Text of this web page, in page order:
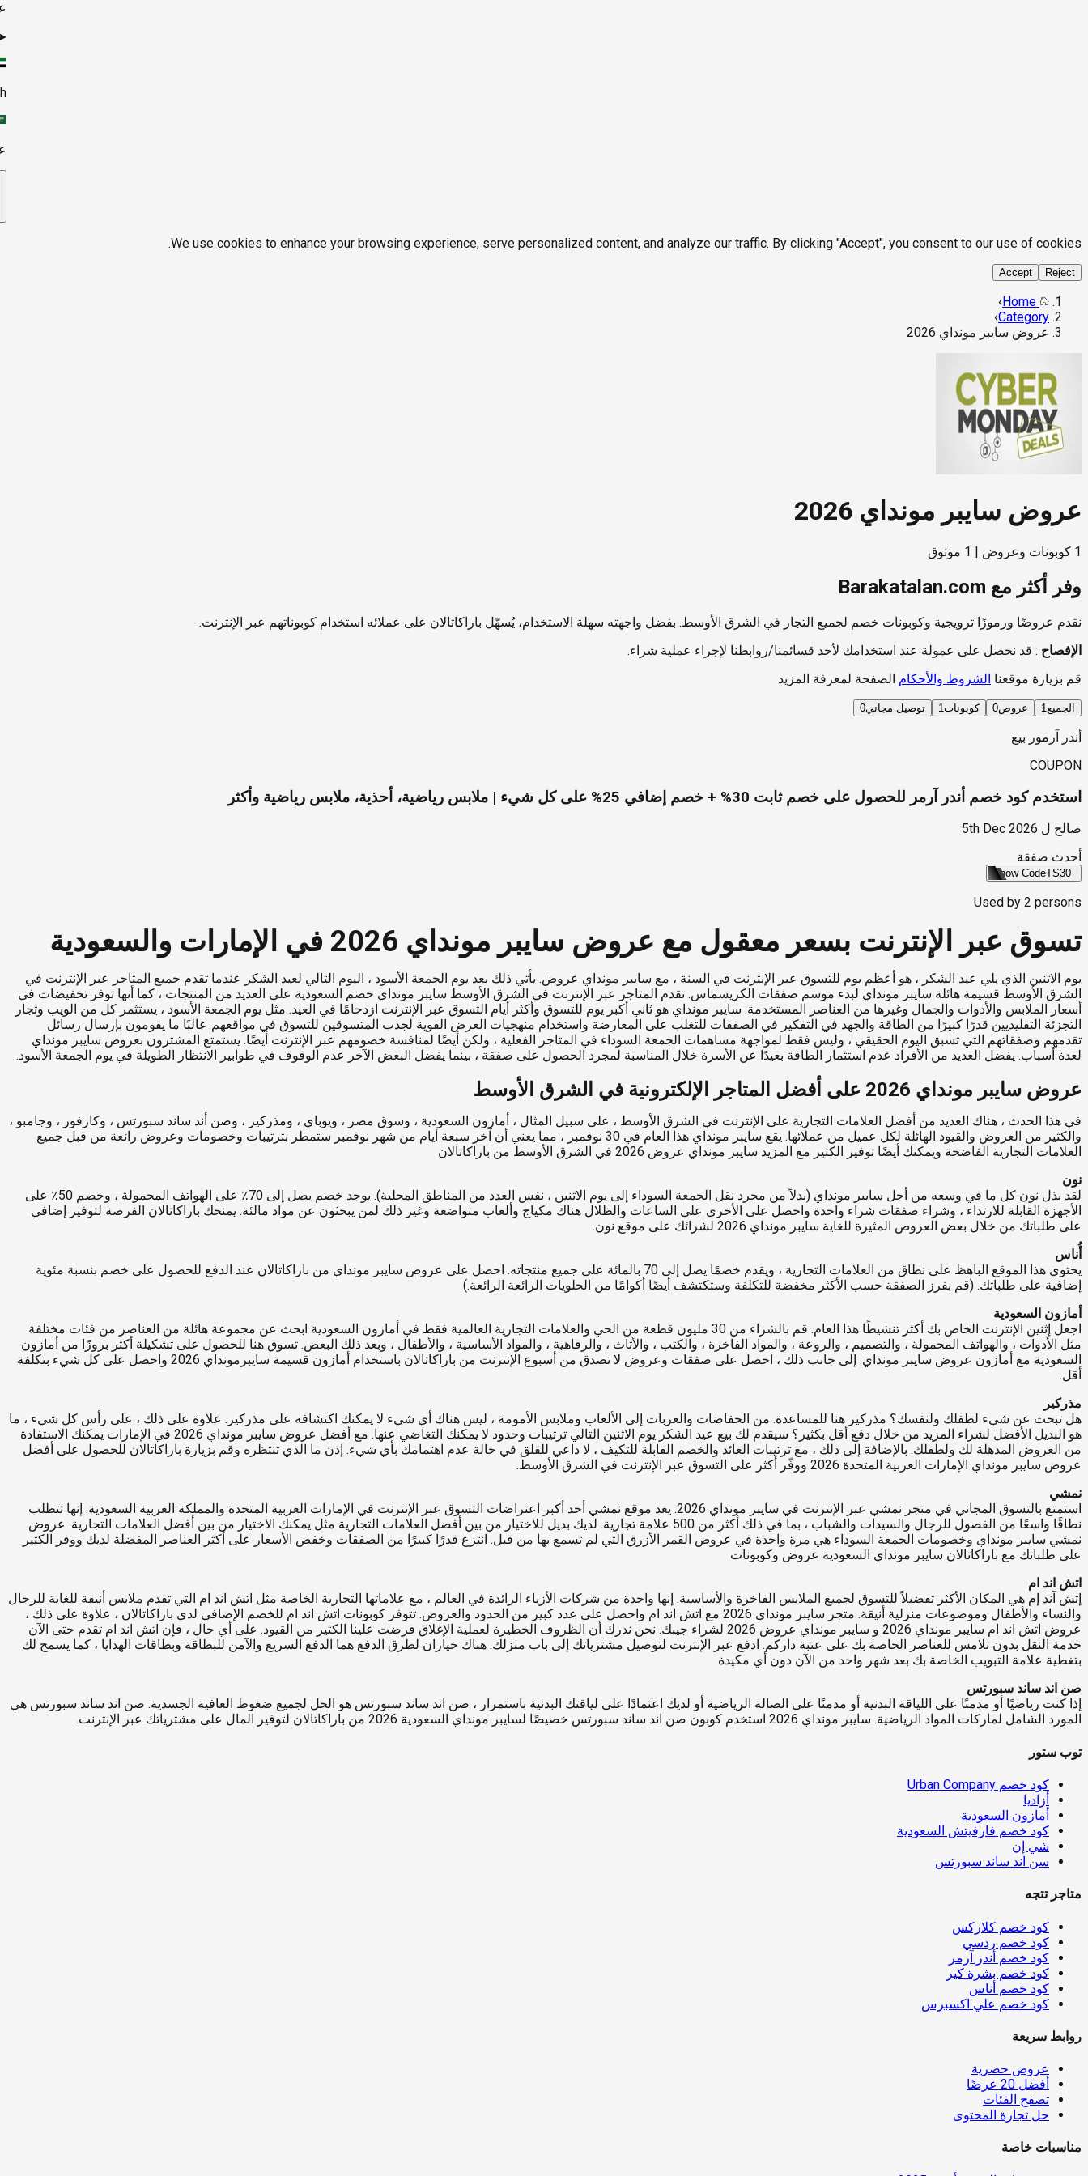
▸
We use cookies to enhance your browsing experience, serve personalized content, and analyze our traffic. By clicking "Accept", you consent to our use of cookies.
Reject
Accept
Home
›
Category
›
عروض سايبر مونداي 2026
عروض سايبر مونداي 2026
1 كوبونات وعروض 1 موثوق
وفر أكثر مع Barakatalan.com
نقدم عروضًا ورموزًا ترويجية وكوبونات خصم لجميع التجار في الشرق الأوسط. بفضل واجهته سهلة الاستخدام، يُسهّل باراكاتالان على عملائه استخدام كوبوناتهم عبر الإنترنت.
الإفصاح : قد نحصل على عمولة عند استخدامك لأحد قسائمنا/روابطنا لإجراء عملية شراء.
قم بزيارة موقعنا الشروط والأحكام الصفحة لمعرفة المزيد
الجميع1 عروض0 كوبونات1 توصيل مجاني0
أندر آرمور بيع
COUPON
استخدم كود خصم أندر آرمر للحصول على خصم ثابت 30% + خصم إضافي 25% على كل شيء | ملابس رياضية، أحذية، ملابس رياضية وأكثر
صالح ل 5th Dec 2026
أحدث صفقة
Show CodeTS30
Used by 2 persons
تسوق عبر الإنترنت بسعر معقول مع عروض سايبر مونداي 2026 في الإمارات والسعودية
يوم الاثنين الذي يلي عيد الشكر ، هو أعظم يوم للتسوق عبر الإنترنت في السنة ، مع سايبر مونداي عروض. يأتي ذلك بعد يوم الجمعة الأسود ، اليوم التالي لعيد الشكر عندما تقدم جميع المتاجر عبر الإنترنت في
الشرق الأوسط قسيمة هائلة سايبر مونداي لبدء موسم صفقات الكريسماس. تقدم المتاجر عبر الإنترنت في الشرق الأوسط سايبر مونداي خصم السعودية على العديد من المنتجات ، كما أنها توفر تخفيضات في
أسعار الملابس والأدوات والجمال وغيرها من العناصر المستخدمة. سايبر مونداي هو ثاني أكبر يوم للتسوق وأكثر أيام التسوق عبر الإنترنت ازدحامًا في العيد. مثل يوم الجمعة الأسود ، يستثمر كل من الويب وتجار
التجزئة التقليديين قدرًا كبيرًا من الطاقة والجهد في التفكير في الصفقات للتغلب على المعارضة واستخدام منهجيات العرض القوية لجذب المتسوقين للتسوق في مواقعهم. غالبًا ما يقومون بإرسال رسائل
تقدمهم وصفقاتهم التي تسبق اليوم الحقيقي ، وليس فقط لمواجهة مساهمات الجمعة السوداء في المتاجر الفعلية ، ولكن أيضًا لمنافسة خصومهم عبر الإنترنت أيضًا. يستمتع المشترون بعروض سايبر مونداي
لعدة أسباب. يفضل العديد من الأفراد عدم استثمار الطاقة بعيدًا عن الأسرة خلال المناسبة لمجرد الحصول على صفقة ، بينما يفضل البعض الآخر عدم الوقوف في طوابير الانتظار الطويلة في يوم الجمعة الأسود.
عروض سايبر مونداي 2026 على أفضل المتاجر الإلكترونية في الشرق الأوسط
في هذا الحدث ، هناك العديد من أفضل العلامات التجارية على الإنترنت في الشرق الأوسط ، على سبيل المثال ، أمازون السعودية ، وسوق مصر ، ويوباي ، ومذركير ، وصن أند ساند سبورتس ، وكارفور ، وجامبو ،
والكثير من العروض والقيود الهائلة لكل عميل من عملائها. يقع سايبر مونداي هذا العام في 30 نوفمبر ، مما يعني أن آخر سبعة أيام من شهر نوفمبر ستمطر بترتيبات وخصومات وعروض رائعة من قبل جميع
العلامات التجارية الفاضحة ويمكنك أيضًا توفير الكثير مع المزيد سايبر مونداي عروض 2026 في الشرق الأوسط من باراكاتالان
نون
لقد بذل نون كل ما في وسعه من أجل سايبر مونداي (بدلاً من مجرد نقل الجمعة السوداء إلى يوم الاثنين ، نفس العدد من المناطق المحلية). يوجد خصم يصل إلى 70٪ على الهواتف المحمولة ، وخصم 50٪ على
الأجهزة القابلة للارتداء ، وشراء صفقات شراء واحدة واحصل على الأخرى على الساعات والظلال هناك مكياج وألعاب متواضعة وغير ذلك لمن يبحثون عن مواد مالئة. يمنحك باراكاتالان الفرصة لتوفير إضافي
على طلباتك من خلال بعض العروض المثيرة للغاية سايبر مونداي 2026 لشرائك على موقع نون.
أُناس
يحتوي هذا الموقع الباهظ على نطاق من العلامات التجارية ، ويقدم خصمًا يصل إلى 70 بالمائة على جميع منتجاته. احصل على عروض سايبر مونداي من باراكاتالان عند الدفع للحصول على خصم بنسبة مئوية
إضافية على طلباتك. (قم بفرز الصفقة حسب الأكثر مخفضة للتكلفة وستكتشف أيضًا أكوامًا من الحلويات الرائعة الرائعة.)
أمازون السعودية
اجعل إثنين الإنترنت الخاص بك أكثر تنشيطًا هذا العام. قم بالشراء من 30 مليون قطعة من الحي والعلامات التجارية العالمية فقط في أمازون السعودية ابحث عن مجموعة هائلة من العناصر من فئات مختلفة
مثل الأدوات ، والهواتف المحمولة ، والتصميم ، والروعة ، والمواد الفاخرة ، والكتب ، والأثاث ، والرفاهية ، والمواد الأساسية ، والأطفال ، وبعد ذلك البعض. تسوق هنا للحصول على تشكيلة أكثر بروزًا من أمازون
السعودية مع أمازون عروض سايبر مونداي. إلى جانب ذلك ، احصل على صفقات وعروض لا تصدق من أسبوع الإنترنت من باراكاتالان باستخدام أمازون قسيمة سايبرمونداي 2026 واحصل على كل شيء بتكلفة
أقل.
مذركير
هل تبحث عن شيء لطفلك ولنفسك؟ مذركير هنا للمساعدة. من الحفاضات والعربات إلى الألعاب وملابس الأمومة ، ليس هناك أي شيء لا يمكنك اكتشافه على مذركير. علاوة على ذلك ، على رأس كل شيء ، ما
هو البديل الأفضل لشراء المزيد من خلال دفع أقل بكثير؟ سيقدم لك بيع عيد الشكر يوم الاثنين التالي ترتيبات وحدود لا يمكنك التغاضي عنها. مع أفضل عروض سايبر مونداي 2026 في الإمارات يمكنك الاستفادة
من العروض المذهلة لك ولطفلك. بالإضافة إلى ذلك ، مع ترتيبات العائد والخصم القابلة للتكيف ، لا داعي للقلق في حالة عدم اهتمامك بأي شيء. إذن ما الذي تنتظره وقم بزيارة باراكاتالان للحصول على أفضل
عروض سايبر مونداي الإمارات العربية المتحدة 2026 ووفّر أكثر على التسوق عبر الإنترنت في الشرق الأوسط.
نمشي
استمتع بالتسوق المجاني في متجر نمشي عبر الإنترنت في سايبر مونداي 2026. يعد موقع نمشي أحد أكبر اعتراضات التسوق عبر الإنترنت في الإمارات العربية المتحدة والمملكة العربية السعودية. إنها تتطلب
نطاقًا واسعًا من الفصول للرجال والسيدات والشباب ، بما في ذلك أكثر من 500 علامة تجارية. لديك بديل للاختيار من بين أفضل العلامات التجارية مثل يمكنك الاختيار من بين أفضل العلامات التجارية. عروض
نمشي سايبر مونداي وخصومات الجمعة السوداء هي مرة واحدة في عروض القمر الأزرق التي لم تسمع بها من قبل. انتزع قدرًا كبيرًا من الصفقات وخفض الأسعار على أكثر العناصر المفضلة لديك ووفر الكثير
على طلباتك مع باراكاتالان سايبر مونداي السعودية عروض وكوبونات
اتش اند ام
إتش آند إم هي المكان الأكثر تفضيلاً للتسوق لجميع الملابس الفاخرة والأساسية. إنها واحدة من شركات الأزياء الرائدة في العالم ، مع علاماتها التجارية الخاصة مثل اتش اند ام التي تقدم ملابس أنيقة للغاية للرجال
والنساء والأطفال وموضوعات منزلية أنيقة. متجر سايبر مونداي 2026 مع اتش اند ام واحصل على عدد كبير من الحدود والعروض. تتوفر كوبونات اتش اند ام للخصم الإضافي لدى باراكاتالان ، علاوة على ذلك ،
عروض اتش اند ام سايبر مونداي 2026 و سايبر مونداي عروض 2026 لشراء جيبك. نحن ندرك أن الظروف الخطيرة لعملية الإغلاق فرضت علينا الكثير من القيود. على أي حال ، فإن اتش اند ام تقدم حتى الآن
خدمة النقل بدون تلامس للعناصر الخاصة بك على عتبة داركم. ادفع عبر الإنترنت لتوصيل مشترياتك إلى باب منزلك. هناك خياران لطرق الدفع هما الدفع السريع والآمن للبطاقة وبطاقات الهدايا ، كما يسمح لك
بتغطية علامة التبويب الخاصة بك بعد شهر واحد من الآن دون أي مكيدة
صن اند ساند سبورتس
إذا كنت رياضيًا أو مدمنًا على اللياقة البدنية أو مدمنًا على الصالة الرياضية أو لديك اعتمادًا على لياقتك البدنية باستمرار ، صن اند ساند سبورتس هو الحل لجميع ضغوط العافية الجسدية. صن اند ساند سبورتس هي
المورد الشامل لماركات المواد الرياضية. سايبر مونداي 2026 استخدم كوبون صن اند ساند سبورتس خصيصًا لسايبر مونداي السعودية 2026 من باراكاتالان لتوفير المال على مشترياتك عبر الإنترنت.
توب ستور
كود خصم Urban Company
أزاديا
أمازون السعودية
كود خصم فارفيتش السعودية
شي إن
سن اند ساند سبورتس
متاجر تتجه
كود خصم كلاركس
كود خصم ردسي
كود خصم أندر آرمر
كود خصم بشرة كير
كود خصم أناس
كود خصم علي اكسبرس
روابط سريعة
عروض حصرية
أفضل 20 عرضًا
تصفح الفئات
حل تجارة المحتوى
مناسبات خاصة